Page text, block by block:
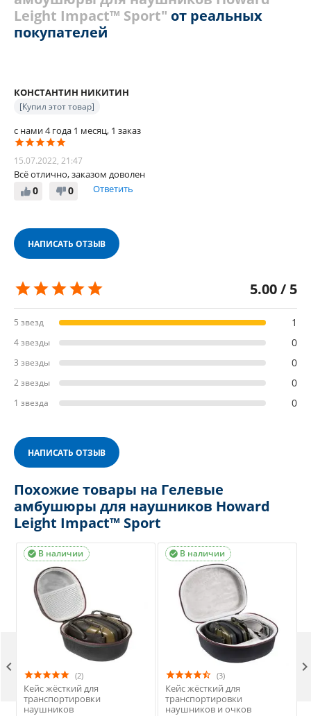
Leight Impact™ Sport" от реальных
покупателей
КОНСТАНТИН НИКИТИН
[Купил этот товар]
с нами 4 года 1 месяц, 1 заказ
15.07.2022, 21:47
Всё отлично, заказом доволен
0
0 Ответить
НАПИСАТЬ ОТЗЫВ
5.00 / 5
5 звезд 1
4 звезды 0
3 звезды 0
2 звезды 0
1 звезда 0
НАПИСАТЬ ОТЗЫВ
Похожие товары на Гелевые
амбушюры для наушников Howard
Leight Impact™ Sport
В наличии

(2)
Кейс жёсткий для
транспортировки
наушников
В наличии

(3)
Кейс жёсткий для
транспортировки
наушников и очков
